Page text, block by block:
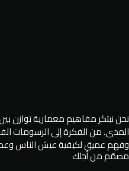
نحن نبتكر مفاهيم معمارية توازن
المدى. من الفكرة إلى الرسومات
وفهم عميق لكيفية عيش الناس
مصمّم من أجلك